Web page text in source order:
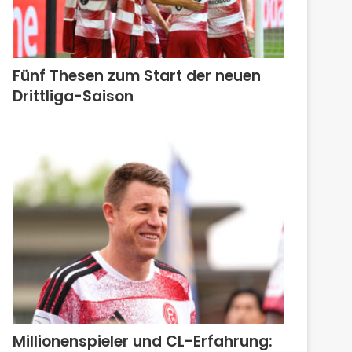
Fünf Thesen zum Start der neuen
Drittliga-Saison
Millionenspieler und CL-Erfahrung: